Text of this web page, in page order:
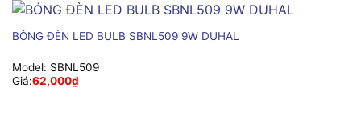
BÓNG ĐÈN LED BULB SBNL509 9W DUHAL
Model: SBNL509
Giá:62,000₫